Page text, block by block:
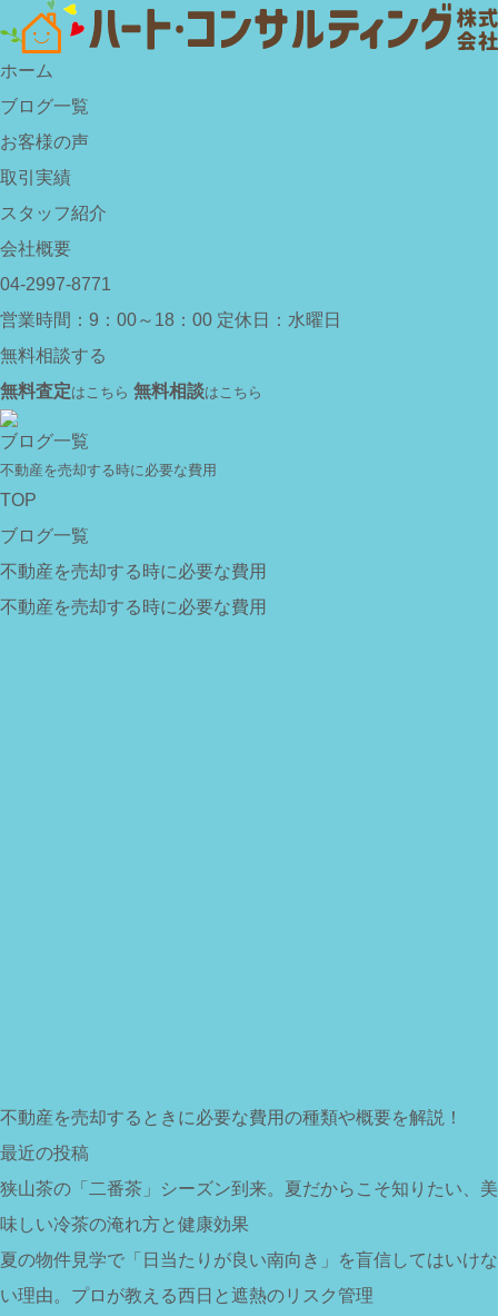
ホーム
ブログ一覧
お客様の声
取引実績
スタッフ紹介
会社概要
04-2997-8771
営業時間：9：00～18：00 定休日：水曜日
無料相談する
無料査定はこちら 無料相談はこちら
ブログ一覧
不動産を売却する時に必要な費用
TOP
ブログ一覧
不動産を売却する時に必要な費用
不動産を売却する時に必要な費用
不動産を売却するときに必要な費用の種類や概要を解説！
最近の投稿
狭山茶の「二番茶」シーズン到来。夏だからこそ知りたい、美
味しい冷茶の淹れ方と健康効果
夏の物件見学で「日当たりが良い南向き」を盲信してはいけな
い理由。プロが教える西日と遮熱のリスク管理